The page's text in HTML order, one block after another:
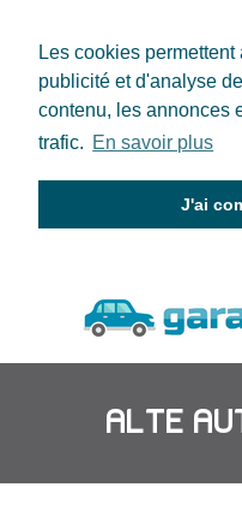
Les cookies
publicité et d'analyse
contenu, les annonces
trafic. En savoir plus
J'ai
ALTE